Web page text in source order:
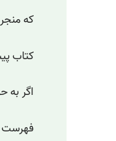
که
کتاب
اگر
فهرست